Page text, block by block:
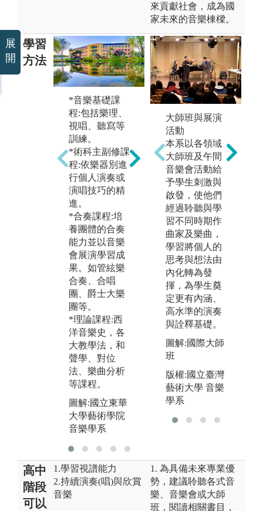
來貢獻社會，成為國
家未來的音樂棟樑。
學習
方法
*音樂基礎課
程:包括樂理、
視唱、聽寫等
訓練。
*術科主副修課
程:依樂器別進
行個人演奏或
演唱技巧的精
進。
*合奏課程:培
養團體的合奏
能力並以音樂
會展演學習成
果。如管絃樂
合奏、合唱
團、爵士大樂
團等。
*理論課程:西
洋音樂史，各
大教學法，和
聲學、對位
法、樂曲分析
等課程。
圖解:國立東華
大學藝術學院
音樂學系
*定期之大師班
與講座，使學
生與國際大師
接軌。
*跨領域學程讓
同學以音樂為
基礎，跨域至
相關領域如：
錄音工程、場
館管理、音樂
治療等。
圖解:與紐約葛
萊美獎薩克斯
風大師哈特教
授共演
大師班與展演
活動
本系以各領域
大師班及午間
音樂會活動給
予學生刺激與
啟發，使他們
經過聆聽與學
習不同時期作
曲家及樂曲，
學習將個人的
思考與想法由
內化轉為發
揮，為學生奠
定更有內涵、
高水準的演奏
與詮釋基礎。
圖解:國際大師
班
版權:國立臺灣
藝術大學 音樂
學系
高中
階段
可以
1.學習視譜能力
2.持續演奏(唱)與欣賞
音樂
1. 為具備未來專業優
勢，建議聆聽各式音
樂、音樂會或大師
班，閱讀相關書目，
展
開